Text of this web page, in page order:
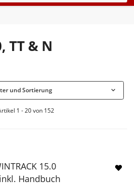
TT & N
und Sortierung
1 - 20 von 152
15.0
Handbuch